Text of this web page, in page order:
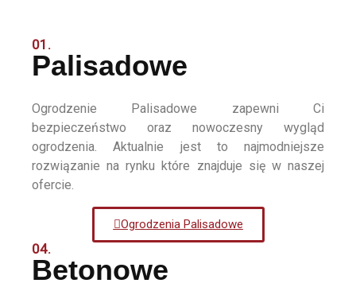
01.
Palisadowe
Ogrodzenie Palisadowe zapewni Ci
bezpieczeństwo oraz nowoczesny wygląd
ogrodzenia. Aktualnie jest to najmodniejsze
rozwiązanie na rynku które znajduje się w naszej
ofercie.
Ogrodzenia Palisadowe
04.
Betonowe